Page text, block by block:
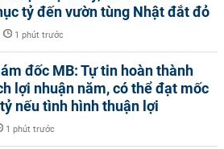
tỷ đến vườn tùng Nhật đắt đỏ
1 phút trước
đốc MB: Tự tin hoàn thành
lợi nhuận năm, có thể đạt mốc
nếu tình hình thuận lợi
1 phút trước